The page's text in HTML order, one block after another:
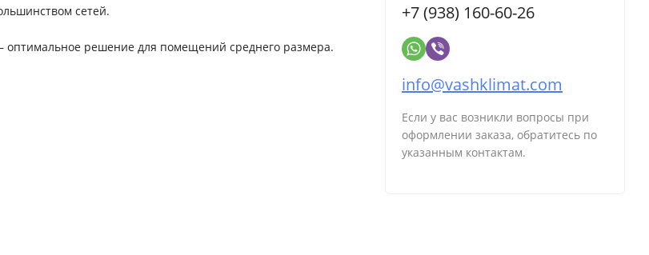
сетей.
решение для помещений среднего размера.
+7 (938) 160-60-26
info@vashklimat.com
Если у вас возникли вопросы при
оформлении заказа, обратитесь по
указанным контактам.